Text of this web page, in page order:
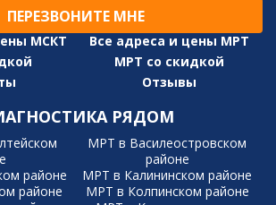
ПЕРЕЗВОНИТЕ МНЕ
МСКТ
Все адреса и цены МРТ
МРТ со скидкой
Отзывы
РЯДОМ
МРТ в Василеостровском
районе
районе
МРТ в Калининском районе
районе
МРТ в Колпинском районе